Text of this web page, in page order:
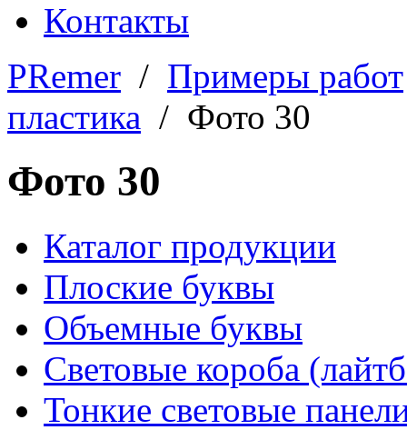
Контакты
PRemer / Примеры работ
пластика / Фото 30
Фото 30
Каталог продукции
Плоские буквы
Объемные буквы
Световые короба
Тонкие световые